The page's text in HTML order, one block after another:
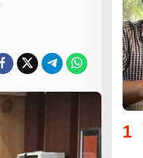
1